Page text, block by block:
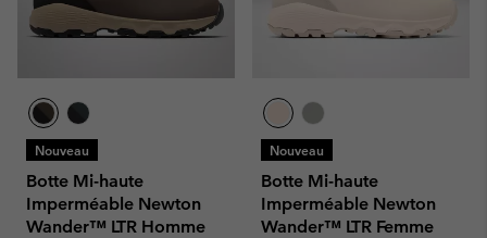
Nouveau
Botte Mi-haute
Imperméable Newton
Wander™ LTR Homme
Nouveau
Botte Mi-haute
Imperméable Newton
Wander™ LTR Femme